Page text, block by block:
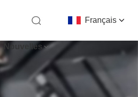
Français
Nouvelles